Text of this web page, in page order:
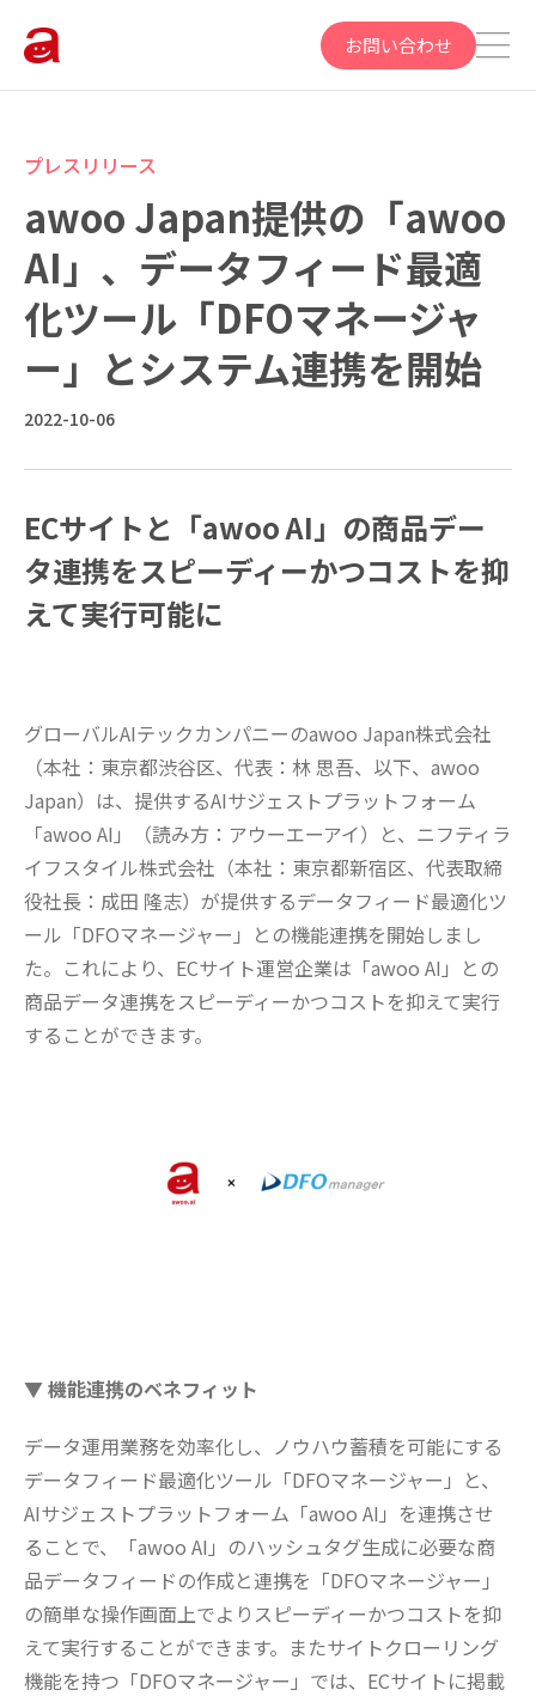
お問い合わせ
プレスリリース
awoo Japan提供の「awoo
AI」、データフィード最適
化ツール「DFOマネージャ
ー」とシステム連携を開始
2022-10-06
ECサイトと「awoo AI」の商品デー
タ連携をスピーディーかつコストを抑
えて実行可能に
グローバルAIテックカンパニーのawoo Japan株式会社
（本社：東京都渋谷区、代表：林 思吾、以下、awoo
Japan）は、提供するAIサジェストプラットフォーム
「awoo AI」（読み方：アウーエーアイ）と、ニフティラ
イフスタイル株式会社（本社：東京都新宿区、代表取締
役社長：成田 隆志）が提供するデータフィード最適化ツ
ール「DFOマネージャー」との機能連携を開始しまし
た。これにより、ECサイト運営企業は「awoo AI」との
商品データ連携をスピーディーかつコストを抑えて実行
することができます。
▼ 機能連携のベネフィット
データ運用業務を効率化し、ノウハウ蓄積を可能にする
データフィード最適化ツール「DFOマネージャー」と、
AIサジェストプラットフォーム「awoo AI」を連携させ
ることで、「awoo AI」のハッシュタグ生成に必要な商
品データフィードの作成と連携を「DFOマネージャー」
の簡単な操作画面上でよりスピーディーかつコストを抑
えて実行することができます。またサイトクローリング
機能を持つ「DFOマネージャー」では、ECサイトに掲載